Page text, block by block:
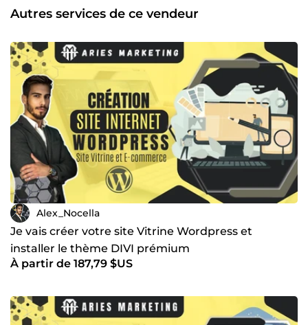
et optimisé afin d'accueillir vos futurs clients. N'hésitez pas
à me contacter pour plus d'informations !
Autres services de ce vendeur
Alex_Nocella
Je vais créer votre site Vitrine Wordpress et
installer le thème DIVI prémium
À partir de 187,79 $US